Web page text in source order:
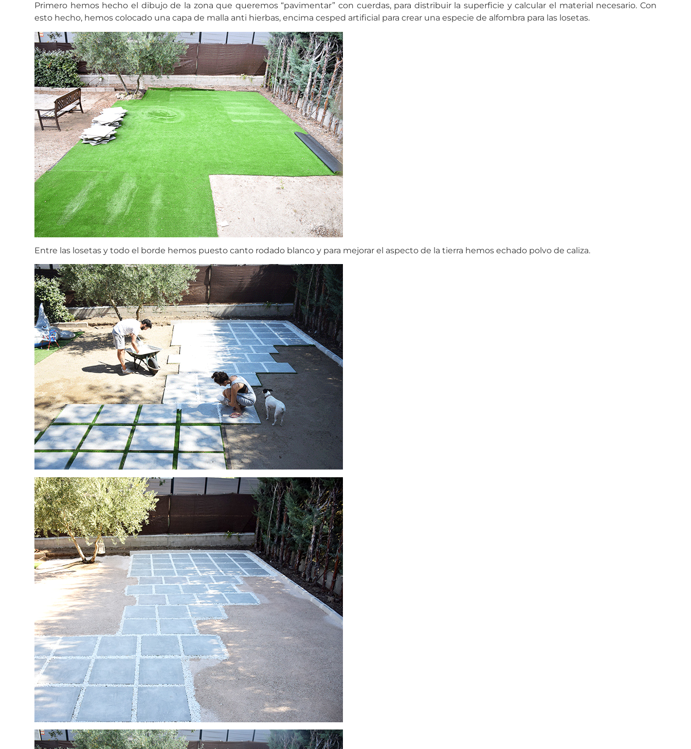
Primero hemos hecho el dibujo de la zona que queremos “pavimentar” con cuerdas, para distribuir la superficie y calcular el material necesario. Con
esto hecho, hemos colocado una capa de malla anti hierbas, encima cesped artificial para crear una especie de alfombra para las losetas.
Entre las losetas y todo el borde hemos puesto canto rodado blanco y para mejorar el aspecto de la tierra hemos echado polvo de caliza.